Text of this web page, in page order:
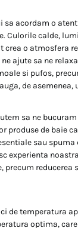
sa acordam o
Culorile calde,
crea o atmosfera
ajute sa ne
si pufos,
de asemenea,
sa ne
produse de baie
sau spuma
experienta
precum reducerea
de temperatura
optima,